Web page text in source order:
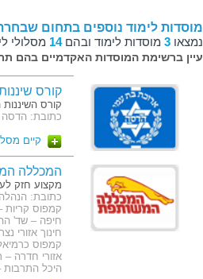
מוסדות לימוד נוספים בתחום
נמצאו 3 מוסדות לימוד ובהם14 מסלולי
עיין ברשימת המוסדות האקדמיים בהם
קורס
קורס השיננות
כתובת: הדסה
קיים
המכללה
מקצוע חזק
חינוך אזורי
קמפוס
היכל התרבות –